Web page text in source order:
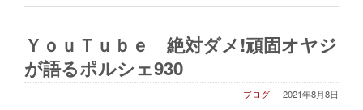
ＹｏｕＴｕｂｅ 絶対ダメ!頑固オヤジ
が語るポルシェ930
2021年8月8日
ブログ